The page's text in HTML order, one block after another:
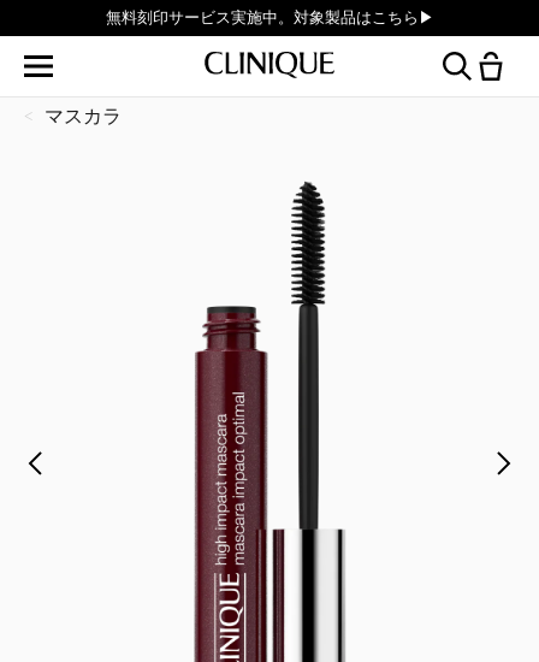
無料刻印サービス実施中。対象製品はこちら▶︎
マスカラ